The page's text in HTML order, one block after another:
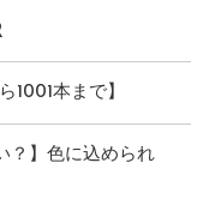
1001本まで】
？】色に込められ